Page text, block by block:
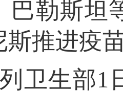
巴勒斯坦
斯推进疫
卫生部1